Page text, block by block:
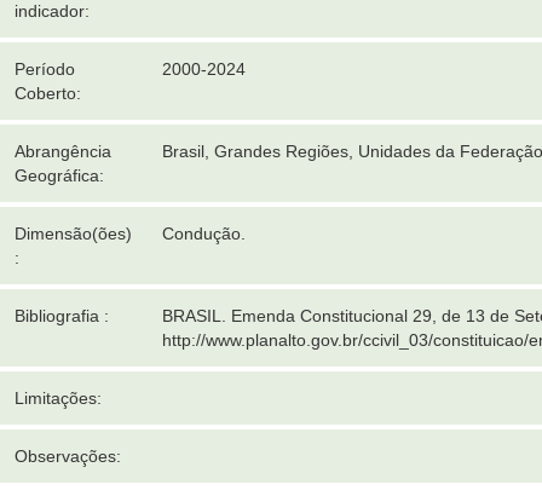
indicador:
Período
Coberto:
2000-2024
Abrangência
Geográfica:
Brasil, Grandes Regiões, Unidades da
Dimensão(ões)
:
Condução.
Bibliografia :
BRASIL. Emenda Constitucional 29, de 13 de
http://www.planalto.gov.br/ccivil_03/constituicao/
Limitações:
Observações: